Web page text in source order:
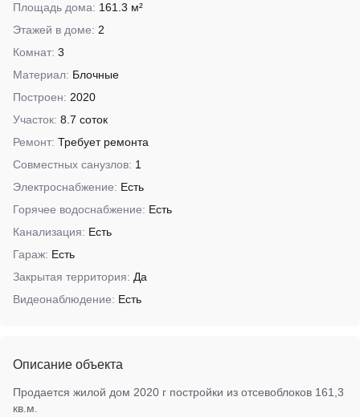
Площадь дома: 161.3 м²
Этажей в доме: 2
Комнат: 3
Материал: Блочные
Построен: 2020
Участок: 8.7 соток
Ремонт: Требует ремонта
Совместных санузлов: 1
Электроснабжение: Есть
Горячее водоснабжение: Есть
Канализация: Есть
Гараж: Есть
Закрытая территория: Да
Видеонаблюдение: Есть
Описание объекта
Продается жилой дом 2020 г постройки из отсевоблоков 161,3
кв.м.